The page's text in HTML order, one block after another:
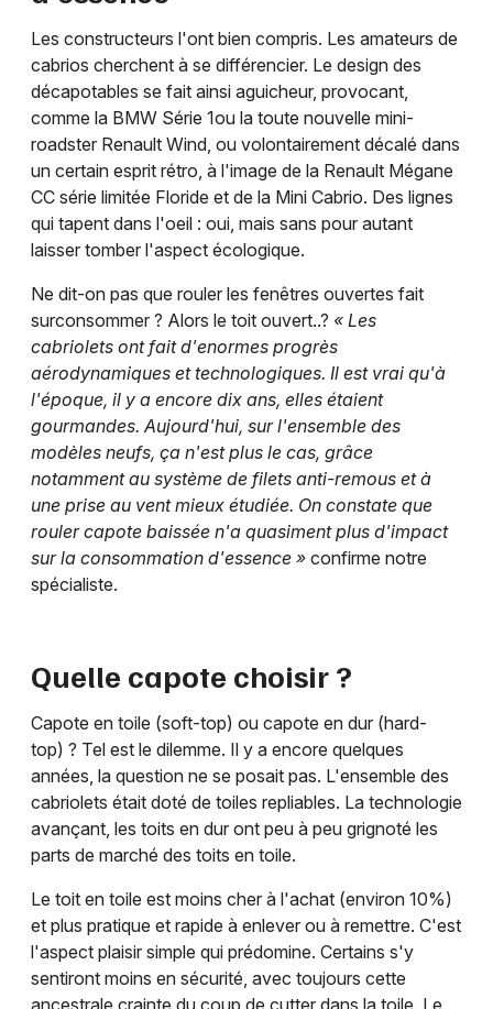
Les constructeurs l'ont bien compris. Les amateurs de
cabrios cherchent à se différencier. Le design des
décapotables se fait ainsi aguicheur, provocant,
comme la BMW Série 1ou la toute nouvelle mini-
roadster Renault Wind, ou volontairement décalé dans
un certain esprit rétro, à l'image de la Renault Mégane
CC série limitée Floride et de la Mini Cabrio. Des lignes
qui tapent dans l'oeil : oui, mais sans pour autant
laisser tomber l'aspect écologique.
Ne dit-on pas que rouler les fenêtres ouvertes fait
surconsommer ? Alors le toit ouvert..? « Les
cabriolets ont fait d'enormes progrès
aérodynamiques et technologiques. Il est vrai qu'à
l'époque, il y a encore dix ans, elles étaient
gourmandes. Aujourd'hui, sur l'ensemble des
modèles neufs, ça n'est plus le cas, grâce
notamment au système de filets anti-remous et à
une prise au vent mieux étudiée. On constate que
rouler capote baissée n'a quasiment plus d'impact
sur la consommation d'essence » confirme notre
spécialiste.
Quelle capote choisir ?
Capote en toile (soft-top) ou capote en dur (hard-
top) ? Tel est le dilemme. Il y a encore quelques
années, la question ne se posait pas. L'ensemble des
cabriolets était doté de toiles repliables. La technologie
avançant, les toits en dur ont peu à peu grignoté les
parts de marché des toits en toile.
Le toit en toile est moins cher à l'achat (environ 10%)
et plus pratique et rapide à enlever ou à remettre. C'est
l'aspect plaisir simple qui prédomine. Certains s'y
sentiront moins en sécurité, avec toujours cette
ancestrale crainte du coup de cutter dans la toile. Le